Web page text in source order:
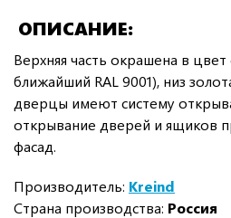
ОПИСАНИЕ
Верхняя часть окрашена в
ближайший RAL 9001), низ
дверцы имеют систему
открывание дверей и ящиков
фасад.
Производитель: Kreind
Страна производства: Россия